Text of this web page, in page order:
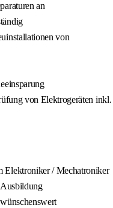
an
von
von Elektrogeräten inkl.
Elektroniker / Mechatroniker